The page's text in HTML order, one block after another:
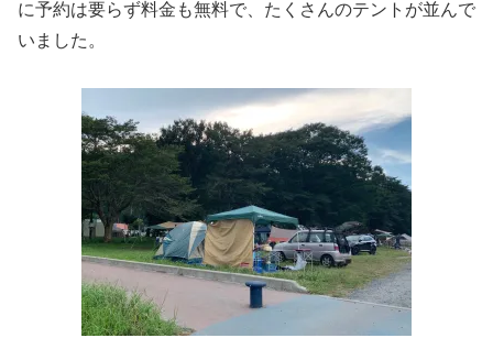
に予約は要らず料金も無料で、たくさんのテントが並んで
いました。